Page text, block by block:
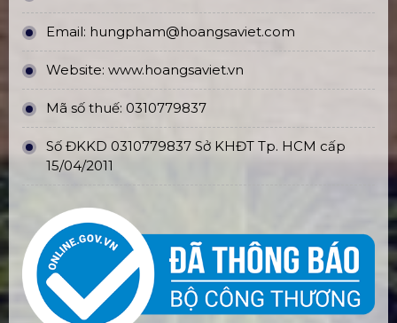
Email: hungpham@hoangsaviet.com
Website: www.hoangsaviet.vn
Mã số thuế: 0310779837
Số ĐKKD 0310779837 Sở KHĐT Tp. HCM cấp
15/04/2011